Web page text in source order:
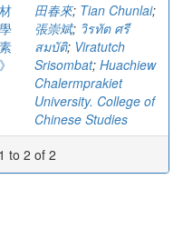
田春來; Tian Chunlai;
張崇斌; วิรทัต ศรี
สมบัติ; Viratutch
Srisombat; Huachiew
Chalermprakiet
University. College of
Chinese Studies
to 2 of 2